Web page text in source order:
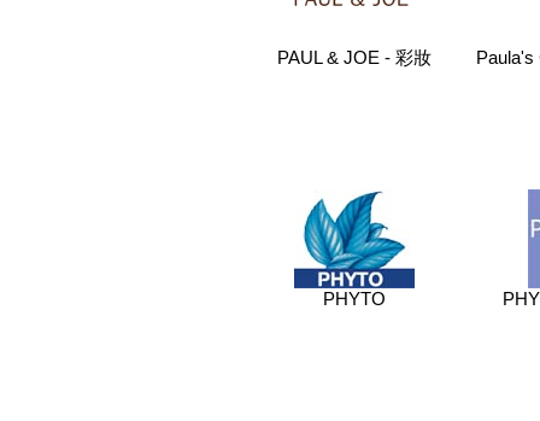
PAUL & JOE - 彩妝 Paula's
PHYTO